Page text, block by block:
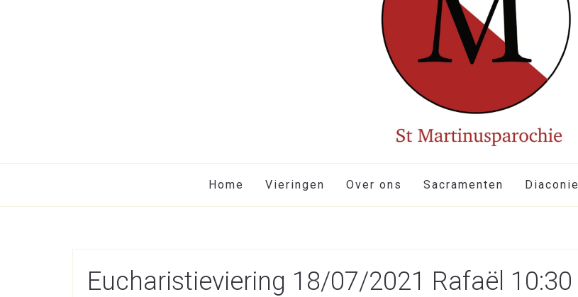
Home Vieringen Over ons Sacramenten Diaconie
Eucharistieviering 18/07/2021 Rafaël 10:30